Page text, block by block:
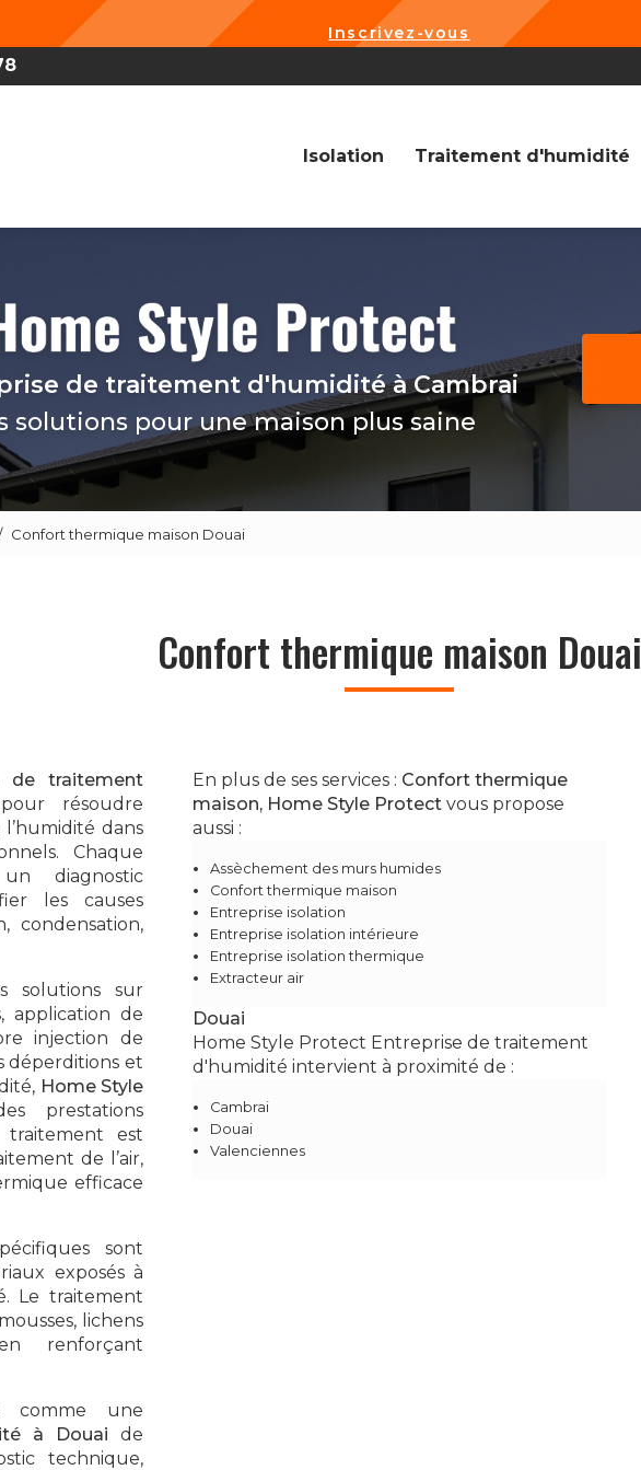
Inscrivez-vous
Isolation Traitement d'humidité
de traitement d'humiditéà Cambrai
solutions pour une maison plus saine
Confort thermique maison Douai
Confort thermique maison Douai
de traitement
résoudre
dans
Chaque
diagnostic
les causes
condensation,
solutions sur
application de
injection de
déperditions et
Home Style
prestations
traitement est
de l’air,
efficace
sont
exposés à
Le traitement
lichens
renforçant
comme une
à Douai de
technique,
En plus de ses services : Confort thermique
maison, Home Style Protectvous propose
aussi :
Assèchement des murs humides
Confort thermique maison
Entreprise isolation
Entreprise isolation intérieure
Entreprise isolation thermique
Extracteur air
Douai
Home Style Protect Entreprise de traitement
d'humidité intervient à proximité de :
Cambrai
Douai
Valenciennes